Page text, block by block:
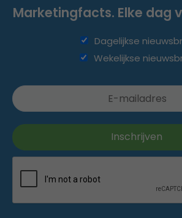
Marketingfacts. Elke dag
Dagelijkse
Wekelijkse